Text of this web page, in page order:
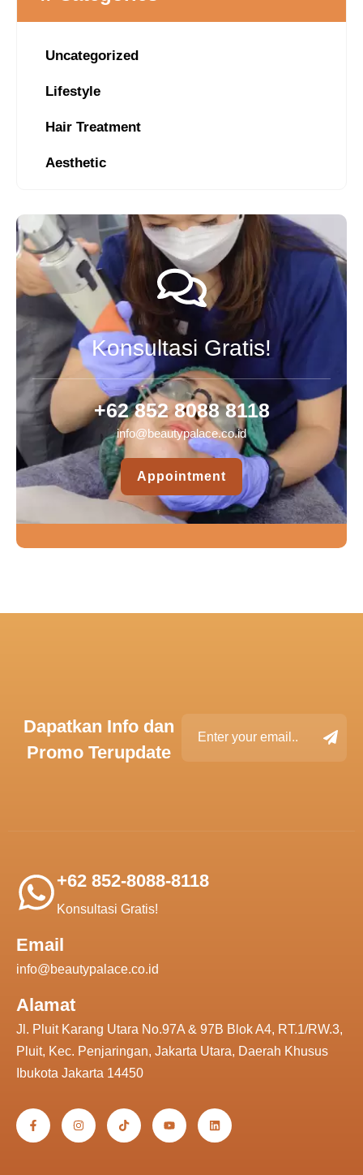
Uncategorized
Lifestyle
Hair Treatment
Aesthetic
Konsultasi Gratis!
+62 852 8088 8118
info@beautypalace.co.id
Appointment
Dapatkan Info dan
Promo Terupdate
+62 852-8088-8118
Konsultasi Gratis!
Email
info@beautypalace.co.id
Alamat
Jl. Pluit Karang Utara No.97A & 97B Blok A4, RT.1/RW.3,
Pluit, Kec. Penjaringan, Jakarta Utara, Daerah Khusus
Ibukota Jakarta 14450